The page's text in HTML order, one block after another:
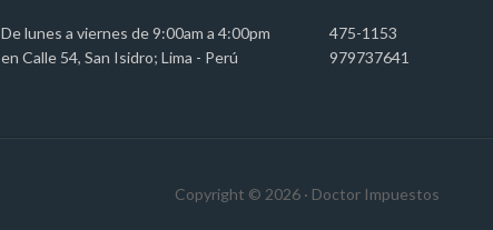
De lunes a viernes de 9:00am a 4:00pm
en Calle 54, San Isidro; Lima - Perú
475-1153
979737641
Copyright © 2026 · Doctor Impuestos